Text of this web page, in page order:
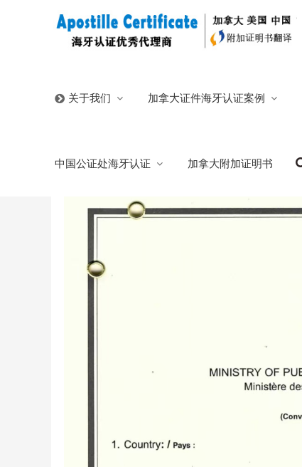
关于我们 加拿大证件海牙认证案例
中国公证处海牙认证 加拿大附加证明书
2025/07/19 分类: 官方博客 1073